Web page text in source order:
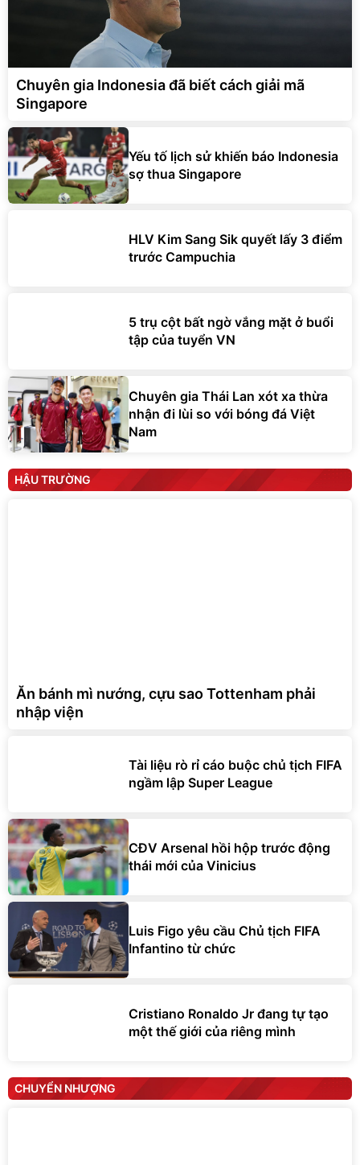
Chuyên gia Indonesia đã biết cách giải mã
Singapore
Yếu tố lịch sử khiến báo Indonesia
sợ thua Singapore
HLV Kim Sang Sik quyết lấy 3 điểm
trước Campuchia
5 trụ cột bất ngờ vắng mặt ở buổi
tập của tuyển VN
Chuyên gia Thái Lan xót xa thừa
nhận đi lùi so với bóng đá Việt
Nam
HẬU TRƯỜNG
Ăn bánh mì nướng, cựu sao Tottenham phải
nhập viện
Tài liệu rò rỉ cáo buộc chủ tịch FIFA
ngầm lập Super League
CĐV Arsenal hồi hộp trước động
thái mới của Vinicius
Luis Figo yêu cầu Chủ tịch FIFA
Infantino từ chức
Cristiano Ronaldo Jr đang tự tạo
một thế giới của riêng mình
CHUYỂN NHƯỢNG